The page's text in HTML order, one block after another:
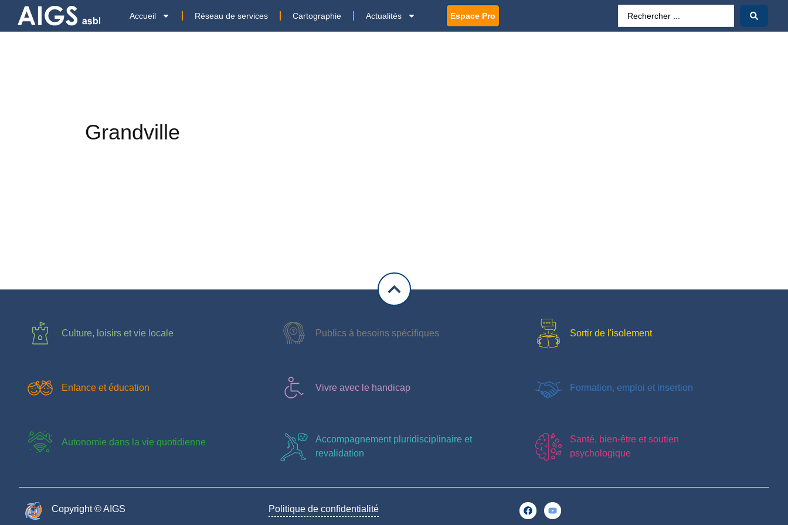
Accueil Réseau de services Cartographie Actualités Espace Pro
Grandville
Culture, loisirs et vie locale Publics à besoins spécifiques Sortir de l'isolement
Enfance et éducation Vivre avec le handicap Formation, emploi et insertion
Autonomie dans la vie quotidienne
Accompagnement pluridisciplinaire et
revalidation
Santé, bien-être et soutien
psychologique
Copyright © AIGS​ Politique de confidentialité